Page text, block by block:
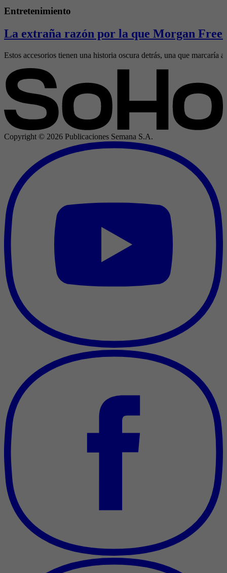
Entretenimiento
La extraña razón por la que Morgan
Estos accesorios tienen una historia oscura detrás, una que marcaría
Copyright © 2026 Publicaciones Semana S.A.